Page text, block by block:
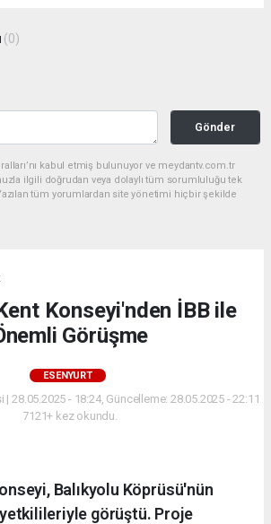
(0)
Gönder
kabul etmiş bulunuyor ve meydantv.com.tr
ilgili doğrudan veya dolaylı tüm sorumluluğu tek
tüm yorumlardan site yönetimi hiçbir şekilde
Konseyi'nden İBB ile
Görüşme
ESENYURT
28.05.2025 - 18:24, Güncelleme: 28.05.2025 - 22:11
7121+ kez okundu.
Balıkyolu Köprüsü'nün
görüştü. Proje